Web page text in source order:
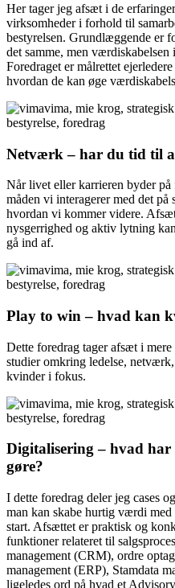
Her tager jeg afsæt i de
virksomheder i forhold til
bestyrelsen. Grundlæggende er
det samme, men værdiskabelsen
Foredraget er målrettet
hvordan de kan øge
Netværk – har du tid til
Når livet eller karrieren byder
måden vi interagerer med det
hvordan vi kommer videre.
nysgerrighed og aktiv lytning
gå ind af.
Play to win – hvad kan
Dette foredrag tager afsæt i
studier omkring ledelse,
kvinder i fokus.
Digitalisering – hvad
gøre?
I dette foredrag deler jeg cases
man kan skabe hurtig værdi
start. Afsættet er praktisk og
funktioner relateret til
management (CRM), ordre
management (ERP), Stamdata
ligeledes ord på hvad et